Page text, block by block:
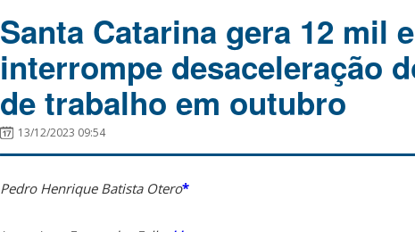
Santa Catarina gera 12 mil
interrompe desaceleração
de trabalho em outubro
13/12/2023 09:54
Pedro Henrique Batista Otero*